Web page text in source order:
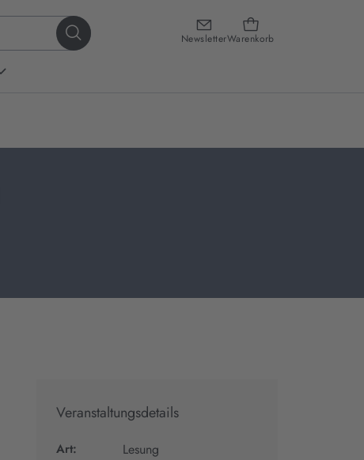
NewsletterWarenkorb
Veranstaltungsdetails
Art: Lesung